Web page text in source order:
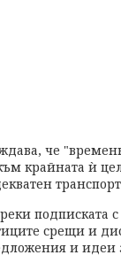
че
крайната ѝ
подписката
срещи и
и идеи